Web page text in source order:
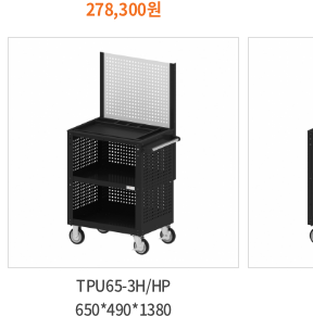
278,300원
TPU65-3H/HP
650*490*1380